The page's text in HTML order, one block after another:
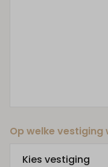
Op welke vestiging